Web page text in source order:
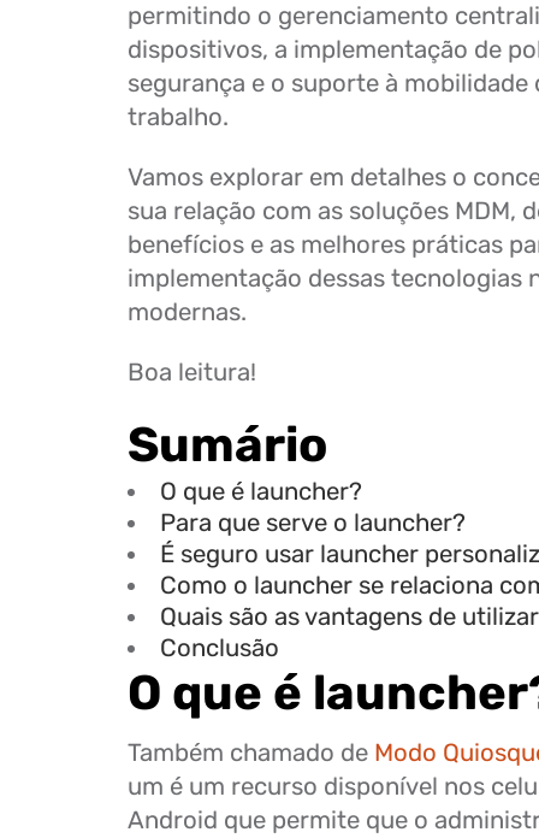
permitindo o gerenciamento
dispositivos, a implementação de
segurança e o suporte à mobilidade
trabalho.
Vamos explorar em detalhes o
sua relação com as soluções MDM,
benefícios e as melhores práticas
implementação dessas tecnologias
modernas.
Boa leitura!
Sumário
O que é launcher?
Para que serve o launcher?
É seguro usar launcher
Como o launcher se relaciona
Quais são as vantagens de
Conclusão
O que é
Também chamado de Modo
um é um recurso disponível nos
Android que permite que o